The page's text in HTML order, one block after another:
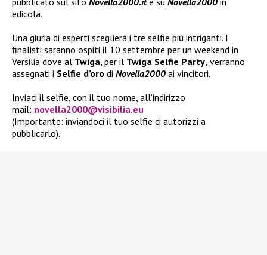
edicola.
Una giuria di esperti sceglierà i tre selfie più intriganti. I
finalisti saranno ospiti il 10 settembre per un weekend in
Versilia dove al Twiga, per il Twiga Selfie Party verranno
assegnati i Selfie d’oro di Novella2000 ai vincitori.
Inviaci il selfie, con il tuo nome, all’indirizzo
mail: novella2000@visibilia.eu
(Importante: inviandoci il tuo selfie ci autorizzi a
pubblicarlo).